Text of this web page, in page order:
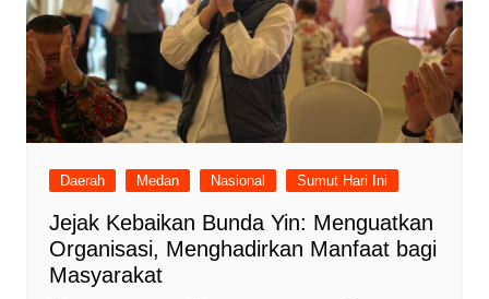
Daerah Medan Nasional Sumut Hari Ini
Jejak Kebaikan Bunda Yin: Menguatkan
Organisasi, Menghadirkan Manfaat bagi
Masyarakat